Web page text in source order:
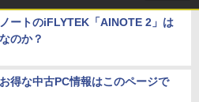
ートのiFLYTEK「AINOTE 2」は
のか？
得な中古PC情報はこのページで